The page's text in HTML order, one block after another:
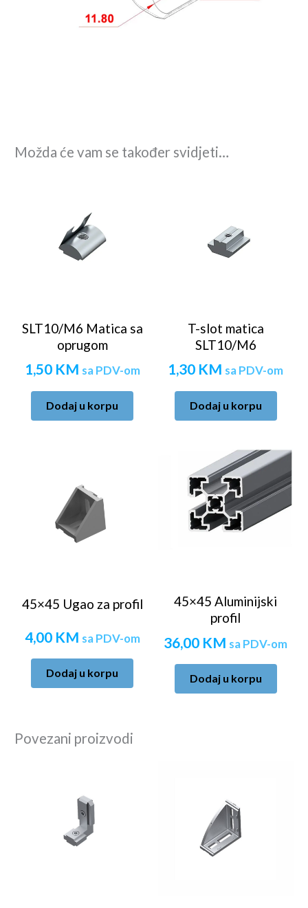
Možda će vam se također svidjeti…
SLT10/M6 Matica sa
oprugom
1,50 KM sa PDV-om
Dodaj u korpu
T-slot matica
SLT10/M6
1,30 KM sa PDV-om
Dodaj u korpu
45×45 Ugao za profil
4,00 KM sa PDV-om
Dodaj u korpu
45×45 Aluminijski
profil
36,00 KM sa PDV-om
Dodaj u korpu
Povezani proizvodi